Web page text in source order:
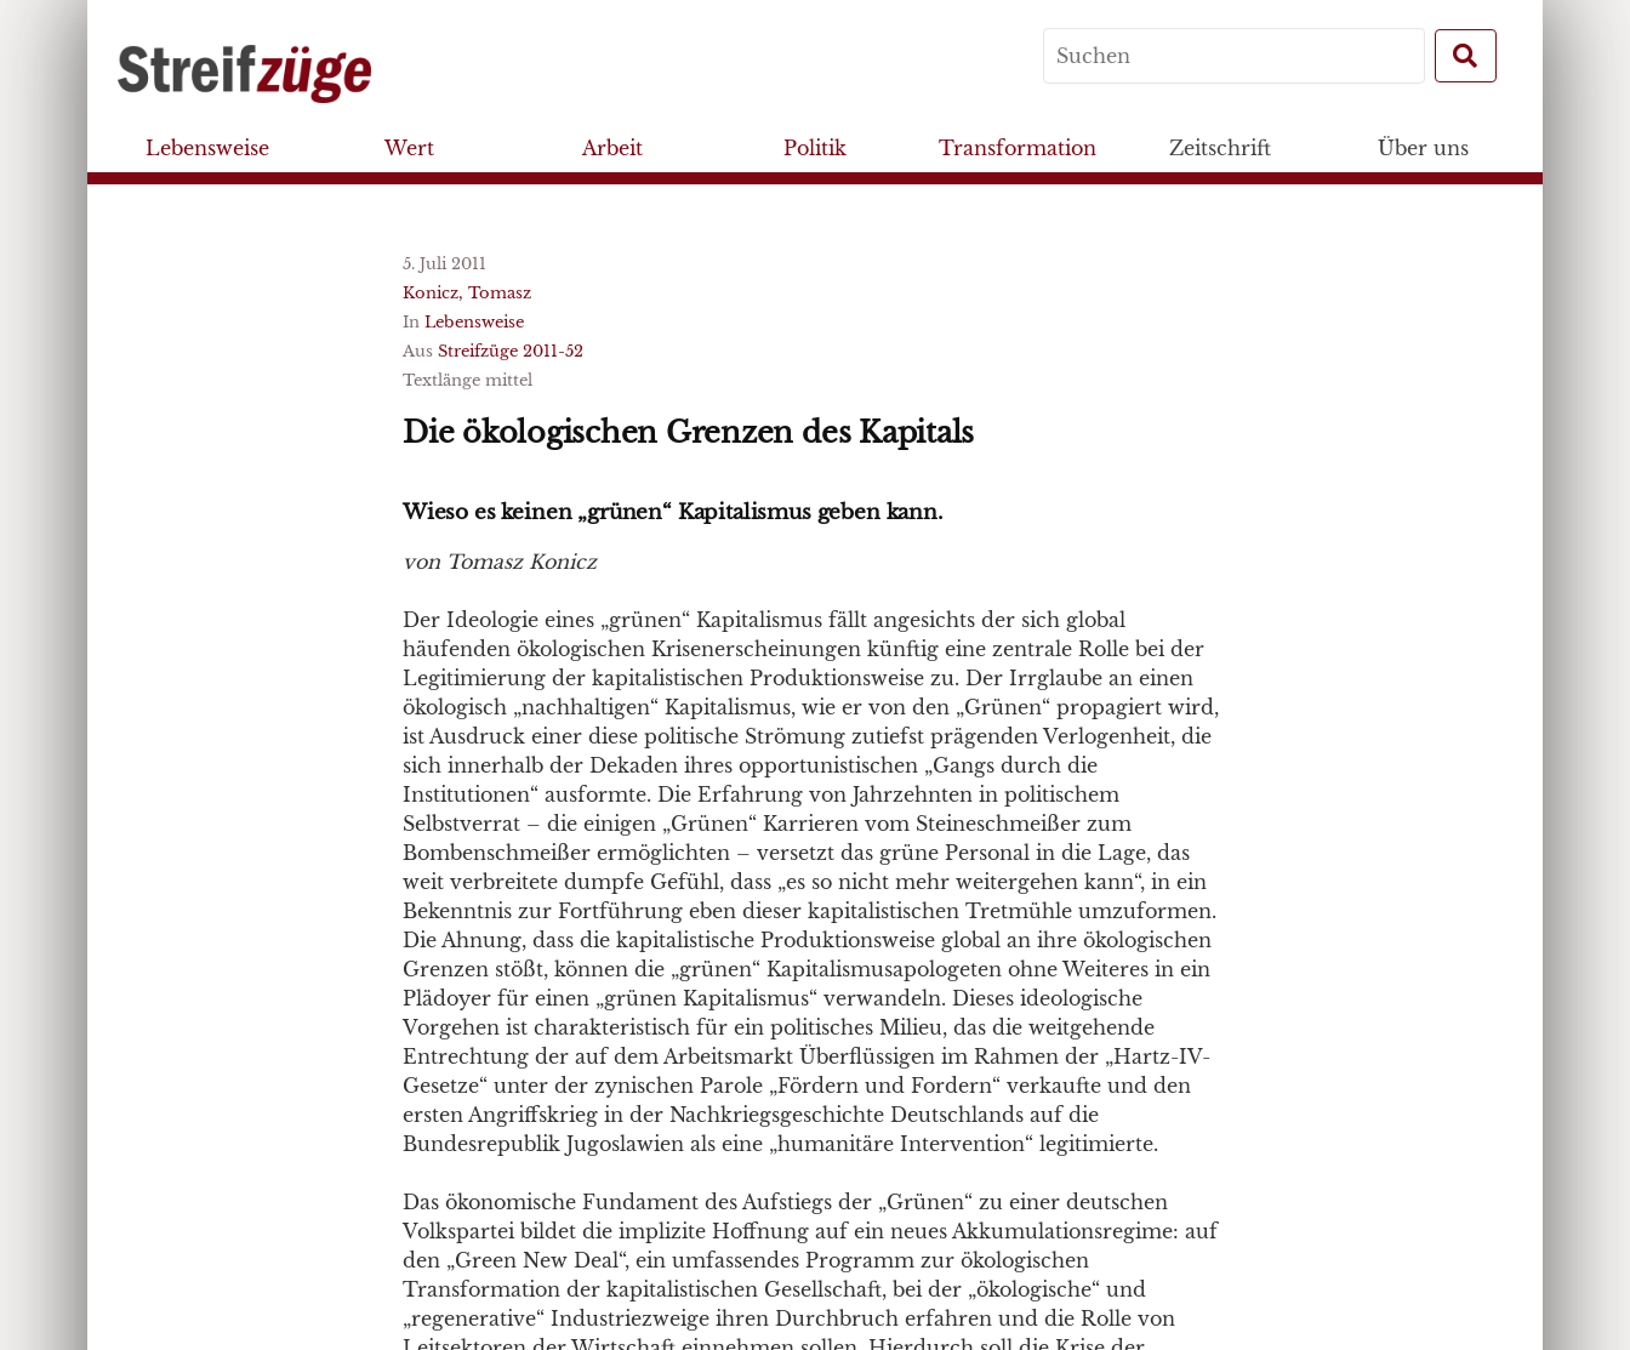
Lebensweise Wert Arbeit Politik Transformation Zeitschrift Über uns
5. Juli 2011
Konicz, Tomasz
In Lebensweise
Aus Streifzüge 2011-52
Textlänge mittel
Die ökologischen Grenzen des Kapitals
Wieso es keinen „grünen“ Kapitalismus geben kann.
von Tomasz Konicz
Der Ideologie eines „grünen“ Kapitalismus fällt angesichts der sich global
häufenden ökologischen Krisenerscheinungen künftig eine zentrale Rolle bei der
Legitimierung der kapitalistischen Produktionsweise zu. Der Irrglaube an einen
ökologisch „nachhaltigen“ Kapitalismus, wie er von den „Grünen“ propagiert wird,
ist Ausdruck einer diese politische Strömung zutiefst prägenden Verlogenheit, die
sich innerhalb der Dekaden ihres opportunistischen „Gangs durch die
Institutionen“ ausformte. Die Erfahrung von Jahrzehnten in politischem
Selbstverrat – die einigen „Grünen“ Karrieren vom Steineschmeißer zum
Bombenschmeißer ermöglichten – versetzt das grüne Personal in die Lage, das
weit verbreitete dumpfe Gefühl, dass „es so nicht mehr weitergehen kann“, in ein
Bekenntnis zur Fortführung eben dieser kapitalistischen Tretmühle umzuformen.
Die Ahnung, dass die kapitalistische Produktionsweise global an ihre ökologischen
Grenzen stößt, können die „grünen“ Kapitalismusapologeten ohne Weiteres in ein
Plädoyer für einen „grünen Kapitalismus“ verwandeln. Dieses ideologische
Vorgehen ist charakteristisch für ein politisches Milieu, das die weitgehende
Entrechtung der auf dem Arbeitsmarkt Überflüssigen im Rahmen der „Hartz-IV-
Gesetze“ unter der zynischen Parole „Fördern und Fordern“ verkaufte und den
ersten Angriffskrieg in der Nachkriegsgeschichte Deutschlands auf die
Bundesrepublik Jugoslawien als eine „humanitäre Intervention“ legitimierte.
Das ökonomische Fundament des Aufstiegs der „Grünen“ zu einer deutschen
Volkspartei bildet die implizite Hoffnung auf ein neues Akkumulationsregime: auf
den „Green New Deal“, ein umfassendes Programm zur ökologischen
Transformation der kapitalistischen Gesellschaft, bei der „ökologische“ und
„regenerative“ Industriezweige ihren Durchbruch erfahren und die Rolle von